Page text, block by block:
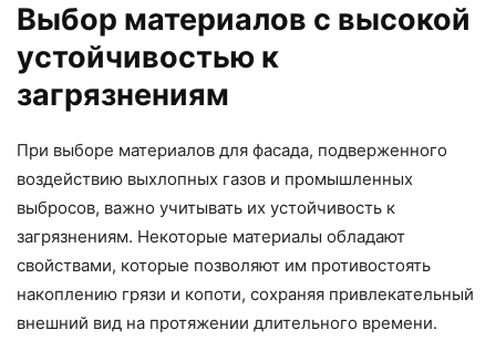
Выбор материалов с высокой
устойчивостью к
загрязнениям
При выборе материалов для фасада, подверженного
воздействию выхлопных газов и промышленных
выбросов, важно учитывать их устойчивость к
загрязнениям. Некоторые материалы обладают
свойствами, которые позволяют им противостоять
накоплению грязи и копоти, сохраняя привлекательный
внешний вид на протяжении длительного времени.